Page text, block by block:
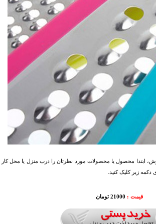
ابتدا محصول یا محصولات مورد نظرتان را درب منزل یا محل کار
زیر کلیک کنید.
قیمت : 21000 تومان